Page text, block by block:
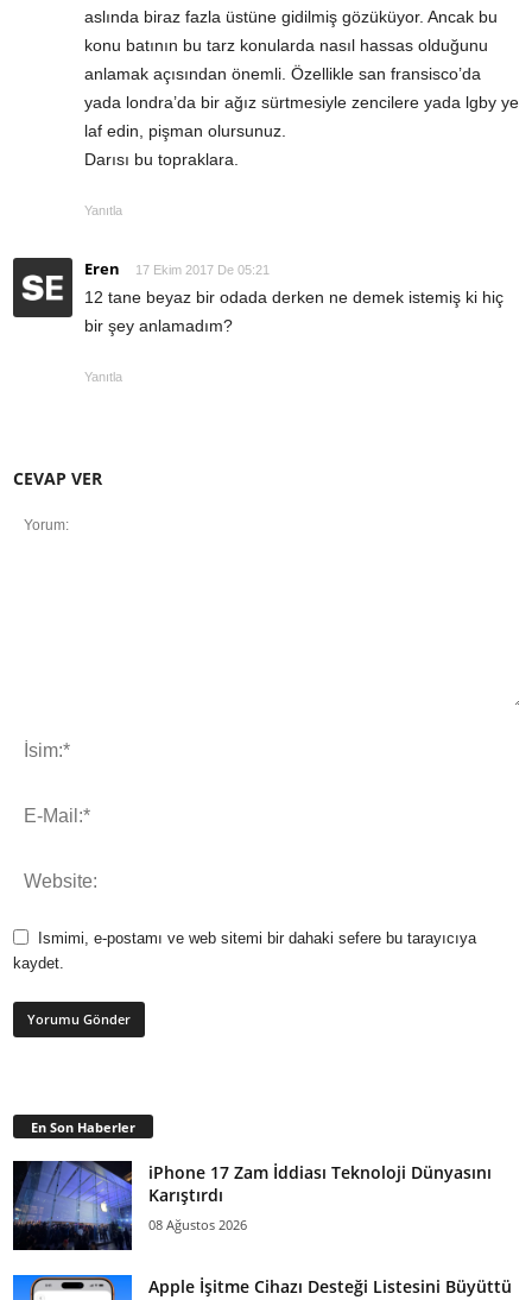
aslında biraz fazla üstüne gidilmiş gözüküyor. Ancak bu
konu batının bu tarz konularda nasıl hassas olduğunu
anlamak açısından önemli. Özellikle san fransisco’da
yada londra’da bir ağız sürtmesiyle zencilere yada lgby ye
laf edin, pişman olursunuz.
Darısı bu topraklara.
Yanıtla
Eren 17 Ekim 2017 De 05:21
12 tane beyaz bir odada derken ne demek istemiş ki hiç
bir şey anlamadım?
Yanıtla
CEVAP VER
Ismimi, e-postamı ve web sitemi bir dahaki sefere bu tarayıcıya
kaydet.
En Son Haberler
iPhone 17 Zam İddiası Teknoloji Dünyasını
Karıştırdı
08 Ağustos 2026
Apple İşitme Cihazı Desteği Listesini Büyüttü